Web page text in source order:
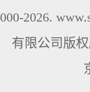
2026.
有限公司版